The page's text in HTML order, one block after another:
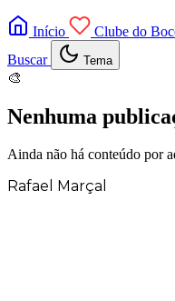
Início Clube do
Buscar
Tema
🎨
Nenhuma
Ainda não há conteúdo por
Rafael Marçal